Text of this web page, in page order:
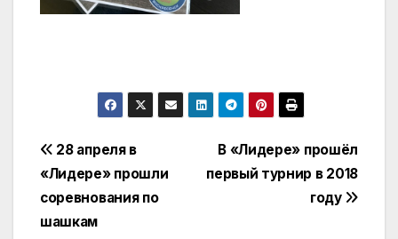
Навигация
по
записям
В «Лидере» прошёл
первый турнир в 2018
году
28 апреля в
«Лидере» прошли
соревнования по
шашкам